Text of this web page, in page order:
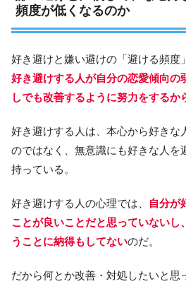
頻度が低くなるのか
好き避けと嫌い避けの「避ける頻度
好き避けする人が自分の恋愛傾向の
しでも改善するように努力をするか
好き避けする人は、本心から好きな
のではなく、無意識にも好きな人を
持っている。
好き避けする人の心理では、
自分が
ことが良いことだと思っていないし
うことに納得もしてないのだ。
だから何とか改善・対処したいと思